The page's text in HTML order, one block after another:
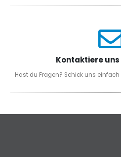
Kontaktiere uns
Hast du Fragen? Schick uns